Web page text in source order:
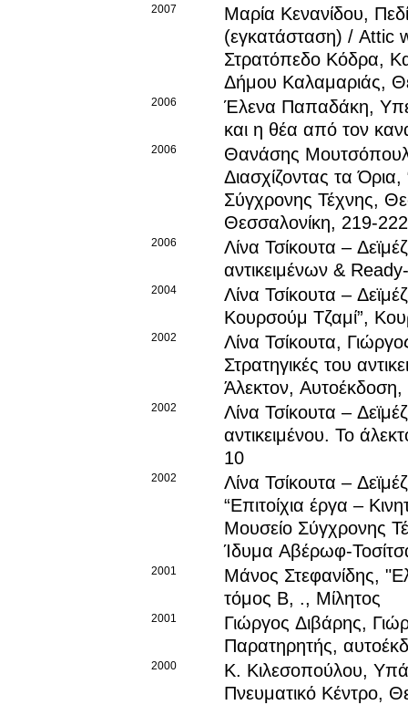
2007 Μαρία Κενανίδου,
(εγκατάσταση) / Attic
Στρατόπεδο Κόδρα,
Δήμου Καλαμαριάς,
2006 Έλενα Παπαδάκη,
και η θέα από τον
2006
Θανάσης
Διασχίζοντας τα
Σύγχρονης Τέχνης,
Θεσσαλονίκη, 219-
2006
Λίνα Τσίκουτα –
αντικειμένων &
2004
Λίνα Τσίκουτα –
Κουρσούμ Τζαμί”,
2002 Λίνα Τσίκουτα,
Στρατηγικές του
Άλεκτον,
2002
Λίνα Τσίκουτα –
αντικειμένου. Το
10
2002
Λίνα Τσίκουτα –
“Επιτοίχια έργα –
Μουσείο Σύγχρονης
Ίδυμα Αβέρωφ-
2001 Μάνος Στεφανίδης,
τόμος Β, ., Μίλητος
2001 Γιώργος Διβάρης,
Παρατηρητής,
2000 Κ. Κιλεσοπούλου,
Πνευματικό Κέντρο,